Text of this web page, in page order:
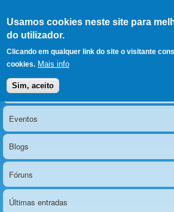
Usamos cookies neste site para
do utilizador.
Clicando em qualquer link do site o visitante
cookies. Mais info
Sim, aceito
LERPARAVER
O portal da visão
Menu principal
Notícias
Eventos
Blogs
Fóruns
Últimas entradas